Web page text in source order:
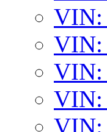
VIN:
VIN:
VIN:
VIN:
VIN: